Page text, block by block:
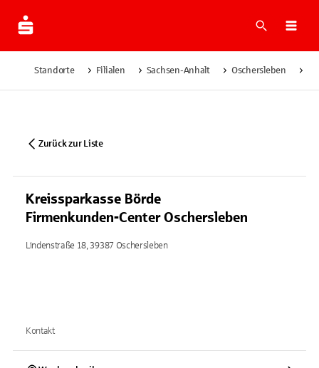
Suche
Standorte Filialen Sachsen-Anhalt Oschersleben
Zurück zur Liste
Kreissparkasse Börde
Firmenkunden-Center Oschersleben
Lindenstraße 18, 39387 Oschersleben
Kontakt